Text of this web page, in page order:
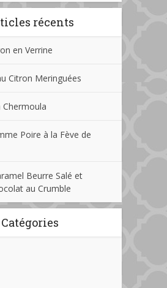
récents
en Verrine
Citron Meringuées
Chermoula
Poire à la Fève de
Beurre Salé et
au Crumble
Catégories